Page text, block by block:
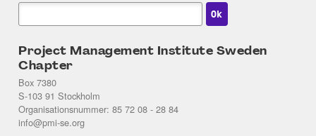
Project Management Institute Sweden
Chapter
Box 7380
S-103 91 Stockholm
Organisationsnummer: 85 72 08 - 28 84
info@pmi-se.org